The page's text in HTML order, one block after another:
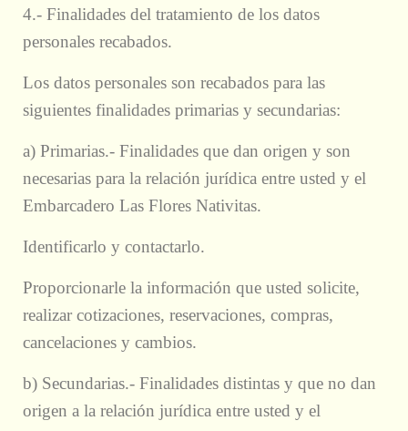
4.- Finalidades del tratamiento de los datos
personales recabados.
Los datos personales son recabados para las
siguientes finalidades primarias y secundarias:
a) Primarias.- Finalidades que dan origen y son
necesarias para la relación jurídica entre usted y el
Embarcadero Las Flores Nativitas.
Identificarlo y contactarlo.
Proporcionarle la información que usted solicite,
realizar cotizaciones, reservaciones, compras,
cancelaciones y cambios.
b) Secundarias.- Finalidades distintas y que no dan
origen a la relación jurídica entre usted y el